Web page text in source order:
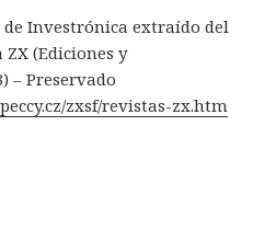
de Investrónica extraído del
(Ediciones y
– Preservado
zxsf/revistas-zx.htm